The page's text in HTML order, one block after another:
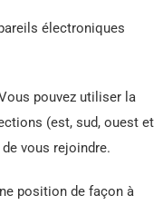
électroniques
pouvez utiliser la
(est, sud, ouest et
vous rejoindre.
position de façon à